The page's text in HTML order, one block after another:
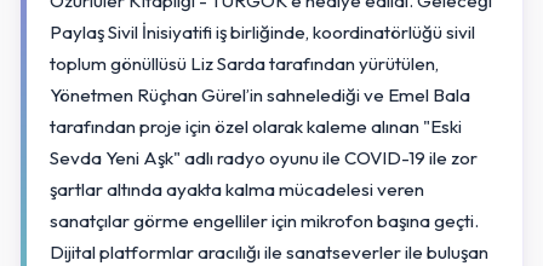
Paylaş Sivil İnisiyatifi iş birliğinde, koordinatörlüğü sivil
toplum gönüllüsü Liz Sarda tarafından yürütülen,
Yönetmen Rüçhan Gürel’in sahnelediği ve Emel Bala
tarafından proje için özel olarak kaleme alınan "Eski
Sevda Yeni Aşk" adlı radyo oyunu ile COVID-19 ile zor
şartlar altında ayakta kalma mücadelesi veren
sanatçılar görme engelliler için mikrofon başına geçti.
Dijital platformlar aracılığı ile sanatseverler ile buluşan